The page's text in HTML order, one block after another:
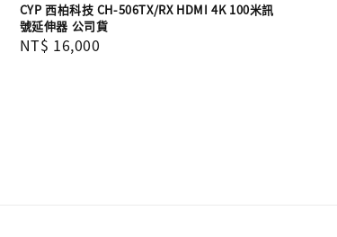
CYP 西柏科技 CH-506TX/RX HDMI 4K 100米訊
號延伸器 公司貨
Regular
NT$ 16,000